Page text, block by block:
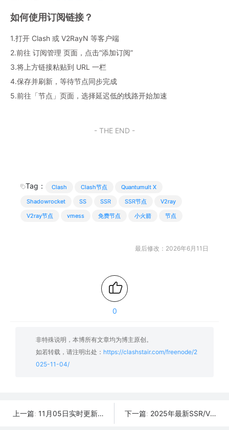
如何使用订阅链接？
1.打开 Clash 或 V2RayN 等客户端
2.前往 订阅管理 页面，点击“添加订阅”
3.将上方链接粘贴到 URL 一栏
4.保存并刷新，等待节点同步完成
5.前往「节点」页面，选择延迟低的线路开始加速
- THE END -
Tag： Clash Clash节点
Quantumult X
Shadowrocket
SS SSR SSR节点
V2ray
V2ray节点
vmess 免费节点 小火箭 节点
最后修改：2026年6月11日
0
非特殊说明，本博所有文章均为博主原创。
如若转载，请注明出处： https://clashstair.com/freenode/2
025-11-04/
上一篇: 11月05日实时更新：48条可用SSR/V2Ray/Clash节点 下一篇: 2025年最新SSR/V2Ray/Clash节点分享 | 11月03日实时可用